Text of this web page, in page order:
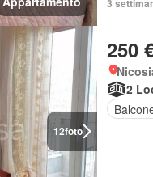
3
12foto
250
2